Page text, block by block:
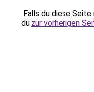
Falls du diese
du zur vorherigen